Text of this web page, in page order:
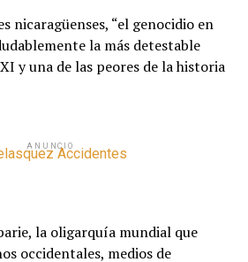
nicaragüenses, “el genocidio en
la más detestable
y una de las peores de la historia
ANUNCIO
la oligarquía mundial que
occidentales, medios de